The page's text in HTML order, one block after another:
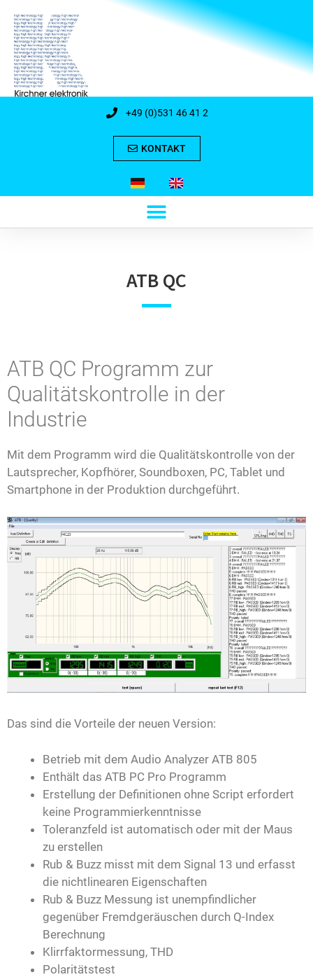
+49 (0)531 46 41 2
KONTAKT
ATB QC
ATB QC Programm zur
Qualitätskontrolle in der
Industrie
Mit dem Programm wird die Qualitätskontrolle von der
Lautsprecher, Kopfhörer, Soundboxen, PC, Tablet und
Smartphone in der Produktion durchgeführt.
Das sind die Vorteile der neuen Version:
Betrieb mit dem Audio Analyzer ATB 805
Enthält das ATB PC Pro Programm
Erstellung der Definitionen ohne Script erfordert
keine Programmierkenntnisse
Toleranzfeld ist automatisch oder mit der Maus
zu erstellen
Rub & Buzz misst mit dem Signal 13 und erfasst
die nichtlinearen Eigenschaften
Rub & Buzz Messung ist unempfindlicher
gegenüber Fremdgeräuschen durch Q-Index
Berechnung
Klirrfaktormessung, THD
Polaritätstest